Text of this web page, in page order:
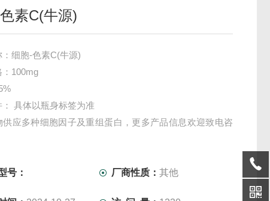
素C(牛源)
：细胞-色素C(牛源)
：100mg
具体以瓶身标签为准
供应多种细胞因子及重组蛋白，更多产品信息欢迎致电咨
号：
厂商性质：其他